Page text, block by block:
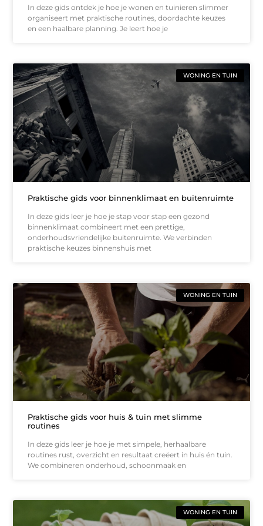
In deze gids ontdek je hoe je wonen en tuinieren slimmer
organiseert met praktische routines, doordachte keuzes
en een haalbare planning. Je leert hoe je
WONING EN TUIN
Praktische gids voor binnenklimaat en buitenruimte
In deze gids leer je hoe je stap voor stap een gezond
binnenklimaat combineert met een prettige,
onderhoudsvriendelijke buitenruimte. We verbinden
praktische keuzes binnenshuis met
WONING EN TUIN
Praktische gids voor huis & tuin met slimme
routines
In deze gids leer je hoe je met simpele, herhaalbare
routines rust, overzicht en resultaat creëert in huis én tuin.
We combineren onderhoud, schoonmaak en
WONING EN TUIN